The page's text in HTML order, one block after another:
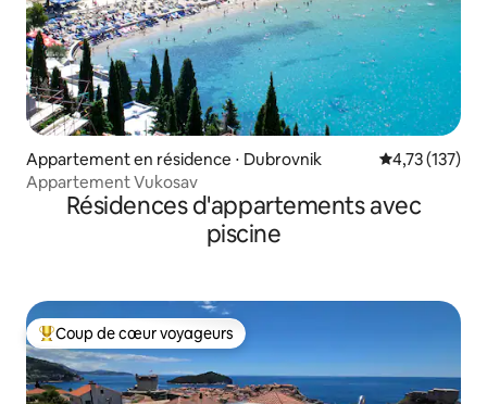
Appartement en résidence ⋅ Dubrovnik Évaluation
4,73 (137)
Appartement Vukosav
Résidences d'appartements avec
piscine
Coups de cœur voyageurs les plus appréciés
Coup de cœur voyageurs